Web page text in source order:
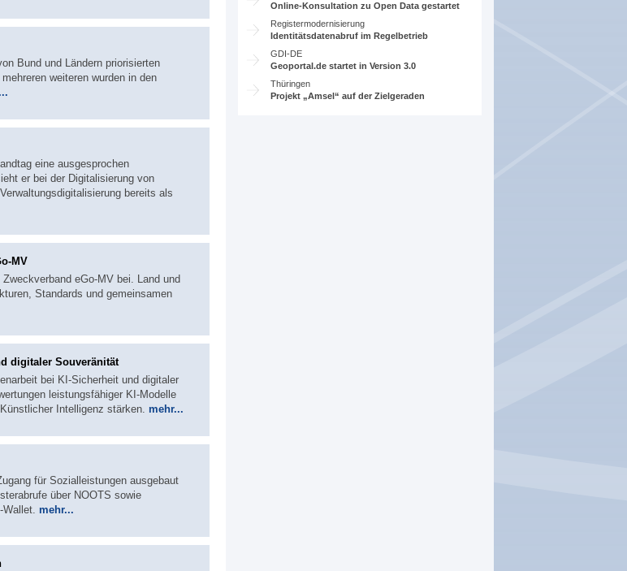
Bund und Ländern priorisierten
weiteren wurden in den
eine ausgesprochen
er bei der Digitalisierung von
bereits als
MV
eGo-MV bei. Land und
Standards und gemeinsamen
digitaler Souveränität
bei KI-Sicherheit und digitaler
leistungsfähiger KI-Modelle
Intelligenz stärken. mehr...
für Sozialleistungen ausgebaut
über NOOTS sowie
mehr...
Online-Konsultation zu Open Data gestartet
Registermodernisierung
Identitätsdatenabruf im Regelbetrieb
GDI-DE
Geoportal.de startet in Version 3.0
Thüringen
Projekt „Amsel“ auf der Zielgeraden